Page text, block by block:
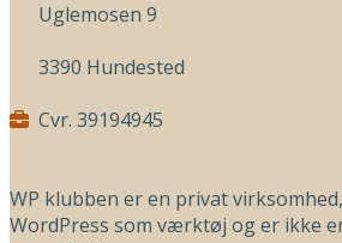
Uglemosen 9
3390 Hundested
Cvr. 39194945
WP klubben er en privat
WordPress som værktøj og er ikke